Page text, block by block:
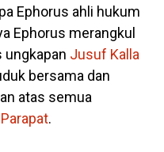
Ephorus ahli hukum
Ephorus merangkul
ungkapan Jusuf Kalla
bersama dan
atas semua
.